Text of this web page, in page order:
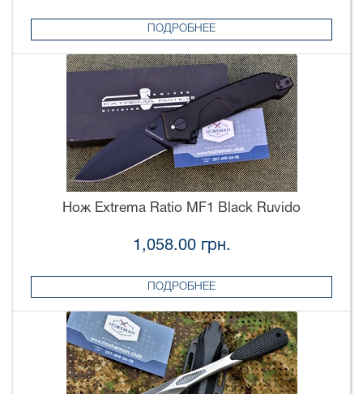
ПОДРОБНЕЕ
Нож Extrema Ratio MF1 Black Ruvido
1,058.00 грн.
ПОДРОБНЕЕ